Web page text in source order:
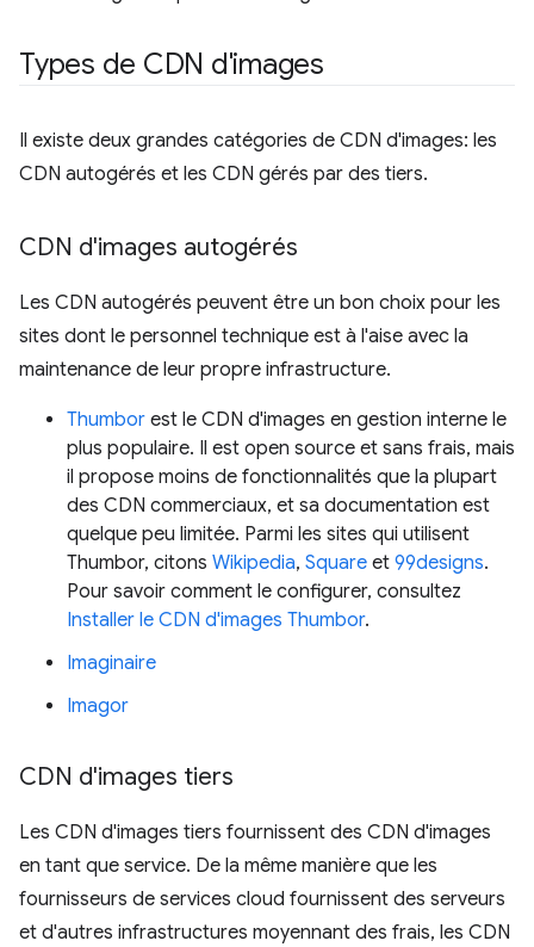
Types de CDN d'images
Il existe deux grandes catégories de CDN d'images: les
CDN autogérés et les CDN gérés par des tiers.
CDN d'images autogérés
Les CDN autogérés peuvent être un bon choix pour les
sites dont le personnel technique est à l'aise avec la
maintenance de leur propre infrastructure.
Thumbor est le CDN d'images en gestion interne le
plus populaire. Il est open source et sans frais, mais
il propose moins de fonctionnalités que la plupart
des CDN commerciaux, et sa documentation est
quelque peu limitée. Parmi les sites qui utilisent
Thumbor, citons Wikipedia, Square et 99designs.
Pour savoir comment le configurer, consultez
Installer le CDN d'images Thumbor.
Imaginaire
Imagor
CDN d'images tiers
Les CDN d'images tiers fournissent des CDN d'images
en tant que service. De la même manière que les
fournisseurs de services cloud fournissent des serveurs
et d'autres infrastructures moyennant des frais, les CDN